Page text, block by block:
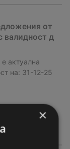
от
валидност д
актуална
на: 31-12-25
×